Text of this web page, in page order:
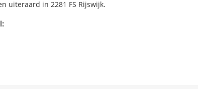
uiteraard in 2281 FS Rijswijk.